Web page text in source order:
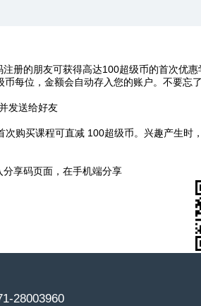
册的朋友可获得高达100超级币的首次优
币每位，金额会自动存入您的账户。不要忘
发送给好友
次购买课程可直减 100超级币。兴趣产生时
享码页面，在手机端分享
28003960